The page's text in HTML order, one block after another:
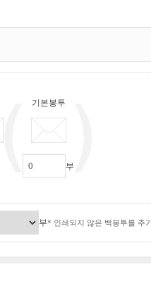
기본봉투
부
부* 인쇄되지 않은 백봉투를 추